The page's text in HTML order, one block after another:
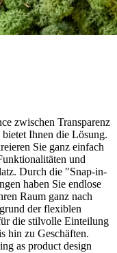
zwischen Transparenz
Ihnen die Lösung.
Sie ganz einfach
und
Durch die "Snap-in-
haben Sie endlose
Raum ganz nach
der flexiblen
die stilvolle Einteilung
hin zu Geschäften.
as product design